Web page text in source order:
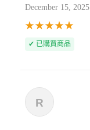
December 15, 2025
★★★★★
✔ 已購買商品